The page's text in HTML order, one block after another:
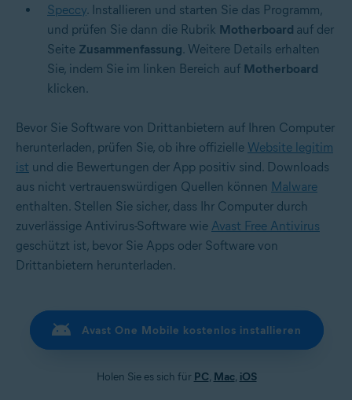
Speccy. Installieren und starten Sie das Programm,
und prüfen Sie dann die Rubrik Motherboard auf der
Seite Zusammenfassung. Weitere Details erhalten
Sie, indem Sie im linken Bereich auf Motherboard
klicken.
Bevor Sie Software von Drittanbietern auf Ihren Computer
herunterladen, prüfen Sie, ob ihre offizielle Website legitim
ist und die Bewertungen der App positiv sind. Downloads
aus nicht vertrauenswürdigen Quellen können Malware
enthalten. Stellen Sie sicher, dass Ihr Computer durch
zuverlässige Antivirus-Software wie Avast Free Antivirus
geschützt ist, bevor Sie Apps oder Software von
Drittanbietern herunterladen.
Avast One Mobile kostenlos installieren
Holen Sie es sich für PC, Mac, iOS